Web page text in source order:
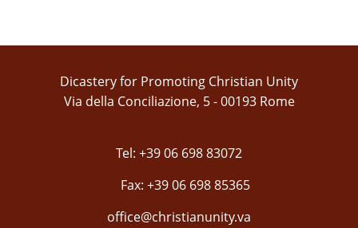
Dicastery for Promoting Christian Unity
Via della Conciliazione, 5 - 00193 Rome
Tel: +39 06 698 83072
Fax: +39 06 698 85365
office@christianunity.va